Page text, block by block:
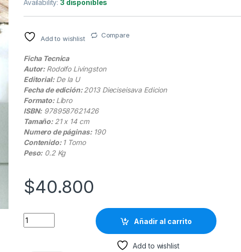
Availability:3 disponibles
Add to wishlist Compare
Ficha Tecnica
Autor: Rodolfo Livingston
Editorial:De la U
Fecha de edición: 2013 Dieciseisava Edicion
Formato: Libro
ISBN: 9789587621426
Tamaño: 21 x 14 cm
Numero de páginas:190
Contenido: 1 Tomo
Peso: 0.2 Kg
$40.800
Cirugía De Casas 16va Edición - Rodolfo Livingston /
Añadir al carrito
Add to wishlist